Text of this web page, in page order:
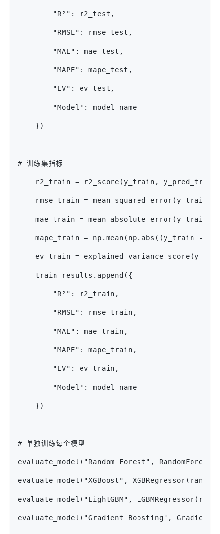
        "R²": r2_test,
        "RMSE": rmse_test,
        "MAE": mae_test,
        "MAPE": mape_test,
        "EV": ev_test,
        "Model": model_name
    })
# 训练集指标
r2_train = r2_score(y_train,
rmse_train = mean_squared_error(y_train,
mae_train = mean_absolute_error(y_train,
mape_train = np.mean(np.abs((y_train -
ev_train =
    train_results.append({
        "R²": r2_train,
        "RMSE": rmse_train,
        "MAE": mae_train,
        "MAPE": mape_train,
        "EV": ev_train,
        "Model": model_name
    })
# 单独训练每个模型
evaluate_model("Random Forest",
evaluate_model("XGBoost",
evaluate_model("LightGBM",
evaluate_model("Gradient Boosting",